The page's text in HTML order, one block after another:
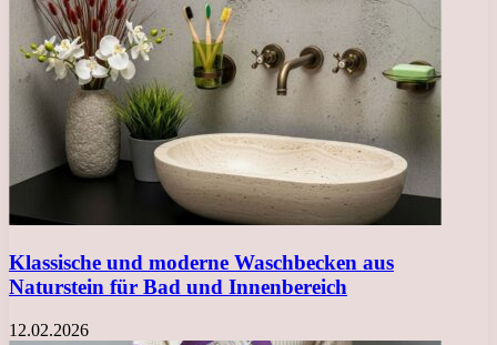
Klassische und moderne Waschbecken aus
Naturstein für Bad und Innenbereich
12.02.2026